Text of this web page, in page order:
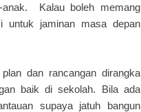
anak. Kalau boleh memang
untuk jaminan masa depan
dan rancangan dirangka
baik di sekolah. Bila ada
supaya jatuh bangun